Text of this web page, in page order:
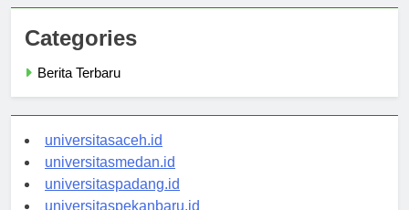
Categories
universitasaceh.id
universitasmedan.id
universitaspadang.id